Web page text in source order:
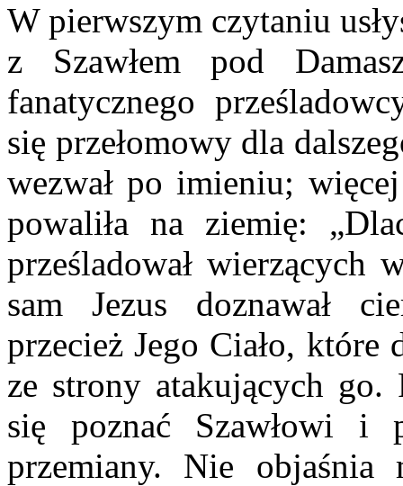
W pierwszym czytaniu
z Szawłem pod
fanatycznego
się przełomowy dla
wezwał po imieniu;
powaliła na ziemię:
prześladował wierzących
sam Jezus doznawał
przecież Jego Ciało,
ze strony atakujących go.
się poznać Szawłowi i
przemiany. Nie